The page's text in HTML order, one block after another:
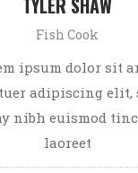
TYLER SHAW
Fish Cook
ipsum dolor sit
adipiscing elit,
nibh euismod
laoreet